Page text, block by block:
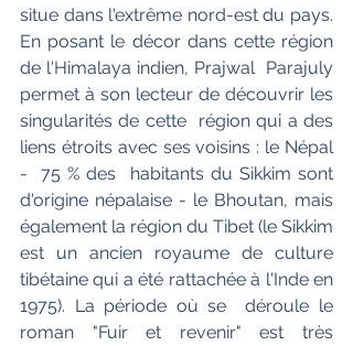
situe dans l'extrême nord-est du pays.
En posant le décor dans cette région
de l'Himalaya indien, Prajwal  Parajuly
permet à son lecteur de découvrir les
singularités de cette  région qui a des
liens étroits avec ses voisins : le Népal
-  75 % des  habitants du Sikkim sont
d'origine népalaise - le Bhoutan, mais
également la région du Tibet (le Sikkim
est un ancien royaume de culture
tibétaine qui a été rattachée à l'Inde en
1975). La période où se  déroule le
roman "Fuir et revenir" est très